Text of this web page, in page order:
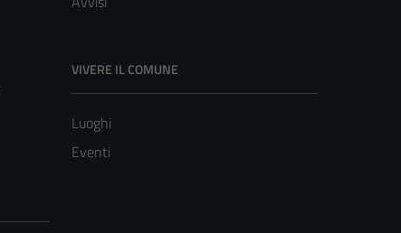
VIVERE IL COMUNE
Luoghi
Eventi